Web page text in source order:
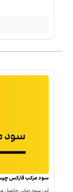
سود مرکب فارکس
این سود زمانی حاصل